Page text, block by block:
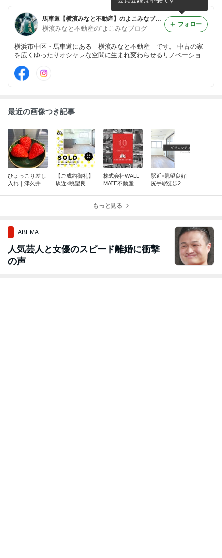
馬車道【横濱みなと不動産】のよこみなブログ
横濱みなと不動産の“よこみなブログ”
横浜市中区・馬車道にある 横濱みなと不動産 です。 中古の家
を広くゆったりオシャレな空間に生まれ変わらせるリノベーション
報等々、STAFFが自由気ままに配信します！
フォロー
最近の画像つき記事
ひょっこり差し
入れ｜津久井浜
【ご成約御礼】
駅近×眺望良好|
株式会社WALL
MATE不動産様
ました
駅近×眺望良好|
尻手駅徒歩2分
もっと見る
ABEMA
人気芸人と女優のスピード離婚に衝撃
の声